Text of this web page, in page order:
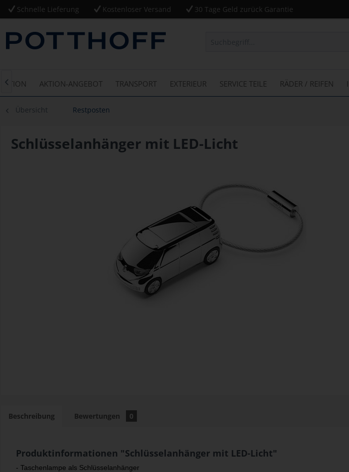
Schnelle Lieferung Kostenloser Versand 30 Tage Geld zurück Garantie
AKTION-ANGEBOT TRANSPORT EXTERIEUR SERVICE TEILE RÄDER / REIFEN

Übersicht Restposten
Schlüsselanhänger mit LED-Licht
Beschreibung Bewertungen 0
Produktinformationen "Schlüsselanhänger mit LED-Licht"
- Taschenlampe als Schlüsselanhänger